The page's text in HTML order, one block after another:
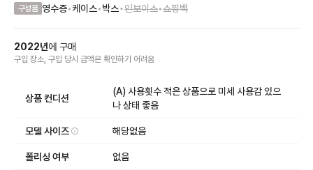
구성품 영수증•케이스•박스•인보이스•쇼핑백
2022년에 구매
구입 장소, 구입 당시 금액은 확인하기 어려움
상품 컨디션
(A) 사용횟수 적은 상품으로 미세 사용감 있으
나 상태 좋음
모델 사이즈 해당없음
폴리싱 여부 없음